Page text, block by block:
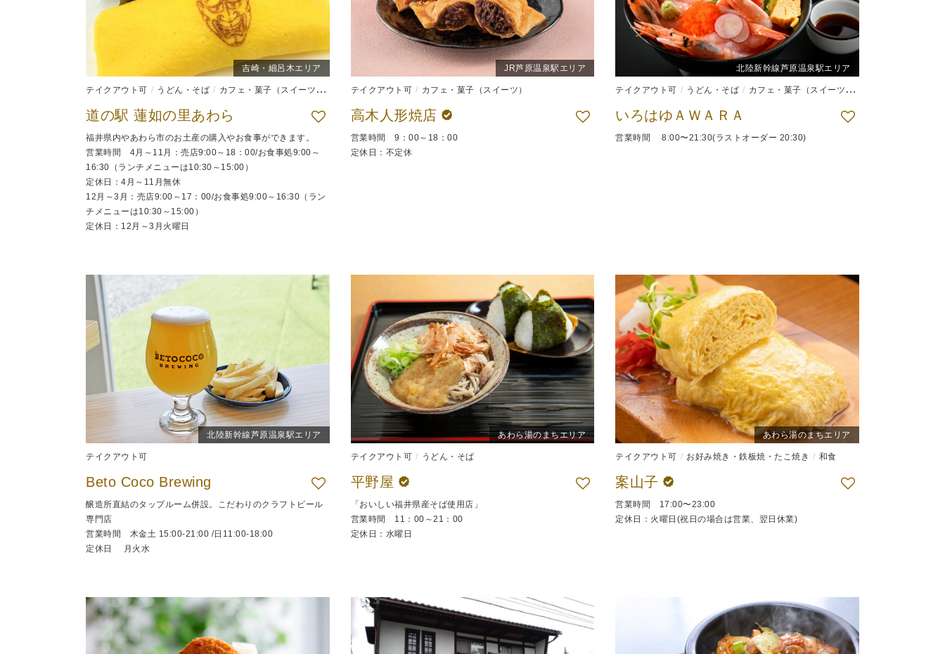
吉崎・細呂木エリア
テイクアウト可 うどん・そば カフェ・菓子（スイーツ） 弁当
道の駅 蓮如の里あわら
福井県内やあわら市のお土産の購入やお食事ができます。
営業時間 4月～11月：売店9:00～18：00/お食事処9:00～
16:30（ランチメニューは10:30～15:00）
定休日：4月～11月無休
12月～3月：売店9:00～17：00/お食事処9:00～16:30（ラン
チメニューは10:30～15:00）
定休日：12月～3月火曜日
JR芦原温泉駅エリア
テイクアウト可 カフェ・菓子（スイーツ）
高木人形焼店
営業時間 9：00～18：00
定休日：不定休
北陸新幹線芦原温泉駅エリア
テイクアウト可 うどん・そば カフェ・菓子（スイーツ）
いろはゆＡＷＡＲＡ
営業時間 8:00〜21:30(ラストオーダー 20:30)
北陸新幹線芦原温泉駅エリア
テイクアウト可
Beto Coco Brewing
醸造所直結のタップルーム併設。こだわりのクラフトビール
専門店
営業時間 木金土 15:00-21:00 /日11:00-18:00
定休日 月火水
あわら湯のまちエリア
テイクアウト可 うどん・そば
平野屋
「おいしい福井県産そば使用店」
営業時間 11：00～21：00
定休日：水曜日
あわら湯のまちエリア
テイクアウト可 お好み焼き・鉄板焼・たこ焼き 和食
案山子
営業時間 17:00〜23:00
定休日：火曜日(祝日の場合は営業、翌日休業)